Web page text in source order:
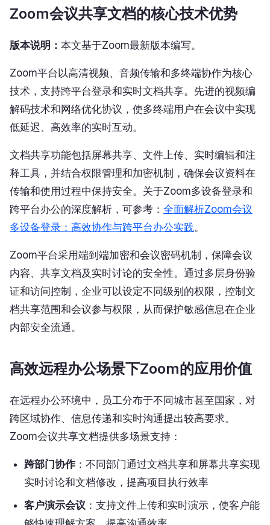
Zoom会议共享文档的核心技术优势
版本说明： 本文基于Zoom最新版本编写。
Zoom平台以高清视频、音频传输和多终端协作为核心
技术，支持跨平台登录和实时文档共享。先进的视频编
解码技术和网络优化协议，使多终端用户在会议中实现
低延迟、高效率的实时互动。
文档共享功能包括屏幕共享、文件上传、实时编辑和注
释工具，并结合权限管理和加密机制，确保会议资料在
传输和使用过程中保持安全。关于Zoom多设备登录和
跨平台办公的深度解析，可参考： 全面解析Zoom会议
多设备登录：高效协作与跨平台办公实践。
Zoom平台采用端到端加密和会议密码机制，保障会议
内容、共享文档及实时讨论的安全性。通过多层身份验
证和访问控制，企业可以设定不同级别的权限，控制文
档共享范围和会议参与权限，从而保护敏感信息在企业
内部安全流通。
高效远程办公场景下Zoom的应用价值
在远程办公环境中，员工分布于不同城市甚至国家，对
跨区域协作、信息传递和实时沟通提出较高要求。
Zoom会议共享文档提供多场景支持：
跨部门协作：不同部门通过文档共享和屏幕共享实现
实时讨论和文档修改，提高项目执行效率
客户演示会议 ：支持文件上传和实时演示，使客户能